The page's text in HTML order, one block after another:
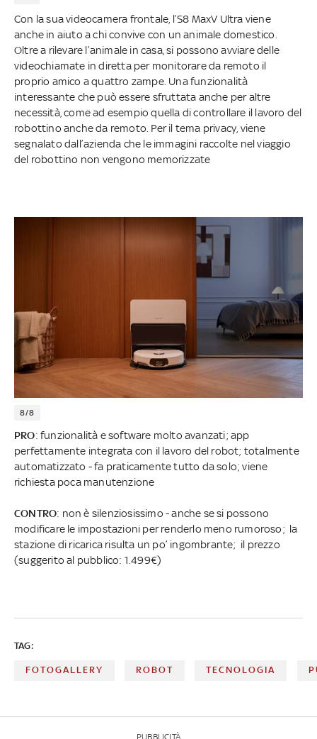
Con la sua videocamera frontale, l’S8 MaxV Ultra viene
anche in aiuto a chi convive con un animale domestico.
Oltre a rilevare l’animale in casa, si possono avviare delle
videochiamate in diretta per monitorare da remoto il
proprio amico a quattro zampe. Una funzionalità
interessante che può essere sfruttata anche per altre
necessità, come ad esempio quella di controllare il lavoro del
robottino anche da remoto. Per il tema privacy, viene
segnalato dall’azienda che le immagini raccolte nel viaggio
del robottino non vengono memorizzate
8/8
PRO: funzionalità e software molto avanzati; app
perfettamente integrata con il lavoro del robot; totalmente
automatizzato - fa praticamente tutto da solo; viene
richiesta poca manutenzione
CONTRO: non è silenziosissimo - anche se si possono
modificare le impostazioni per renderlo meno rumoroso; la
stazione di ricarica risulta un po’ ingombrante; il prezzo
(suggerito al pubblico: 1.499€)
TAG:
FOTOGALLERY ROBOT TECNOLOGIA